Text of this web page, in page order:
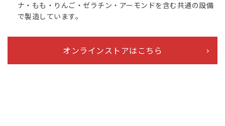
ナ・もも・りんご・ゼラチン・アーモンドを含む共通の設備
で製造しています。
オンラインストアはこちら